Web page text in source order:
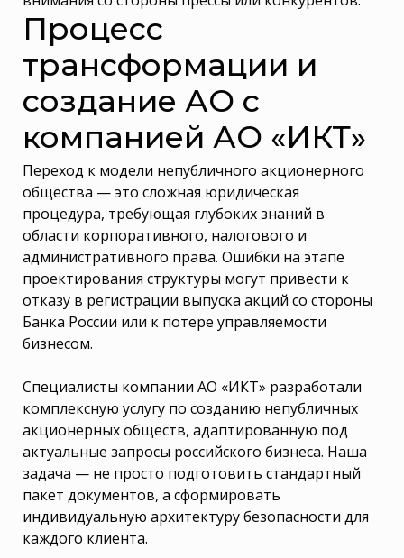
Процесс
трансформации и
создание АО с
компанией АО «ИКТ»
Переход к модели непубличного акционерного
общества — это сложная юридическая
процедура, требующая глубоких знаний в
области корпоративного, налогового и
административного права. Ошибки на этапе
проектирования структуры могут привести к
отказу в регистрации выпуска акций со стороны
Банка России или к потере управляемости
бизнесом.
Специалисты компании АО «ИКТ» разработали
комплексную услугу по созданию непубличных
акционерных обществ, адаптированную под
актуальные запросы российского бизнеса. Наша
задача — не просто подготовить стандартный
пакет документов, а сформировать
индивидуальную архитектуру безопасности для
каждого клиента.